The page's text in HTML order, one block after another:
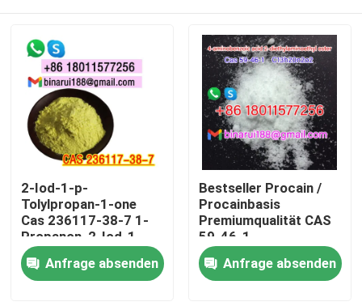
2-Iod-1-p-
Tolylpropan-1-one
Cas 236117-38-7 1-
Propanon, 2-Iod-1-
((4-Methylphenyl) -
Anfrage absenden
Bestseller Procain /
Procainbasis
Premiumqualität CAS
59-46-1
Anfrage absenden